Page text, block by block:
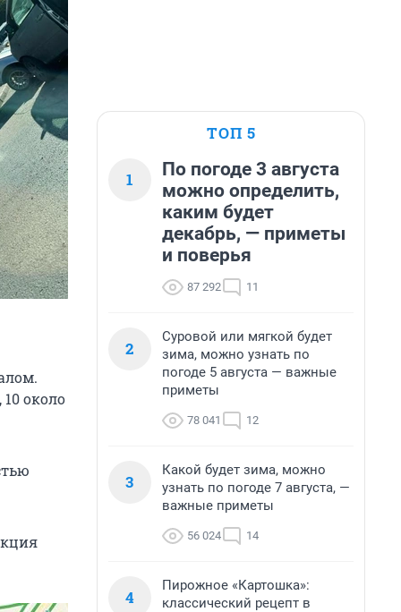
около
ТОП 5
1
По погоде 3 августа
можно определить,
каким будет
декабрь, — приметы
и поверья
87 292 11
2
Суровой или мягкой будет
зима, можно узнать по
погоде 5 августа — важные
приметы
78 041 12
3
Какой будет зима, можно
узнать по погоде 7 августа, —
важные приметы
56 024 14
4
Пирожное «Картошка»:
классический рецепт в